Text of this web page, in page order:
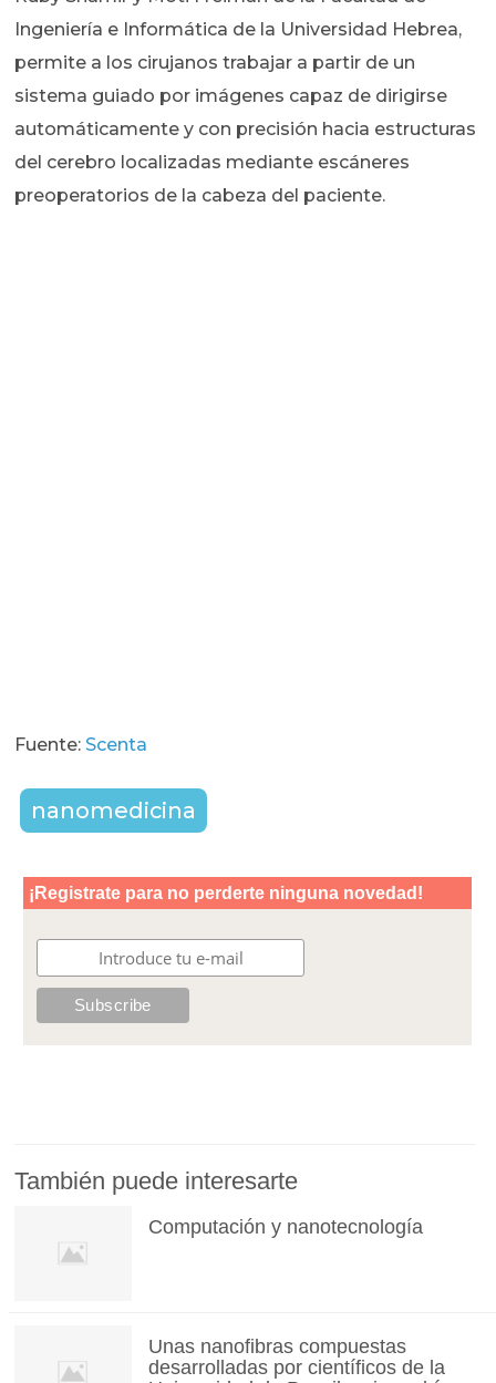
Ingeniería e Informática de la Universidad Hebrea,
permite a los cirujanos trabajar a partir de un
sistema guiado por imágenes capaz de dirigirse
automáticamente y con precisión hacia estructuras
del cerebro localizadas mediante escáneres
preoperatorios de la cabeza del paciente.
Fuente: Scenta
nanomedicina
También puede interesarte
Computación y nanotecnología
Unas nanofibras compuestas
desarrolladas por científicos de la